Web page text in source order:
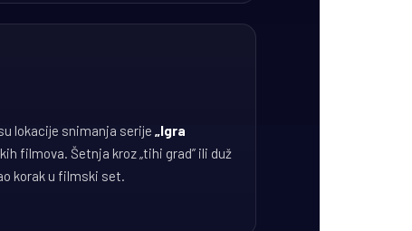
lokacije snimanja serije „Igra
filmova. Šetnja kroz „tihi grad” ili duž
korak u filmski set.